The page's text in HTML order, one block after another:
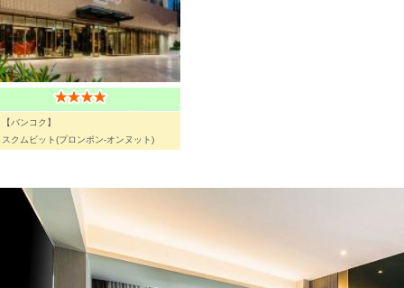
【バンコク】
スクムビット(プロンポン-オンヌット)